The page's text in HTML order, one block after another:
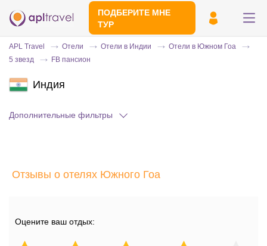
ПОДБЕРИТЕ МНЕ
ТУР
APL Travel Отели Отели в Индии
Отели в Южном Гоа
5 звезд
FB пансион
Индия
Дополнительные фильтры
Отзывы о отелях Южного Гоа
Оцените ваш отдых: